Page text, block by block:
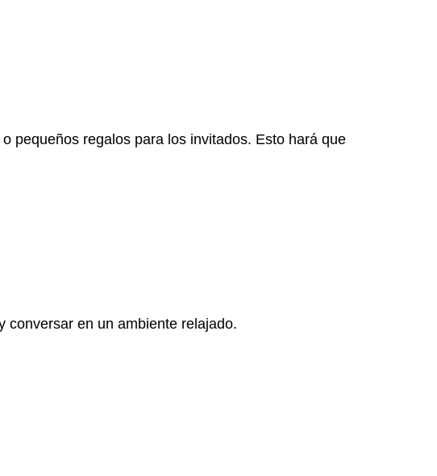
pequeños regalos para los invitados. Esto hará que
conversar en un ambiente relajado.